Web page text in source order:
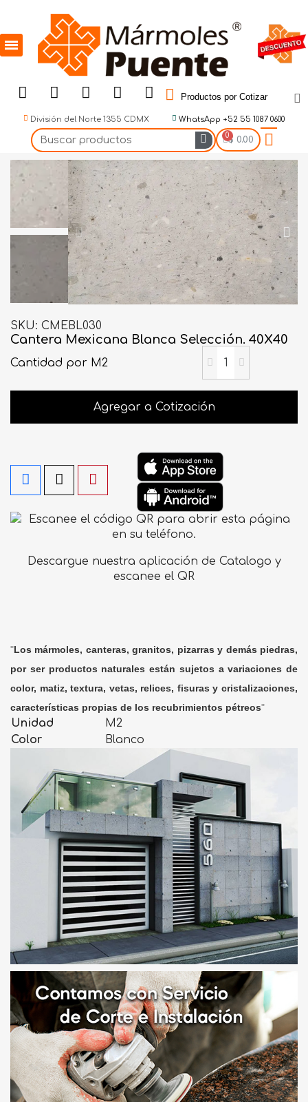
Productos por Cotizar
División del Norte 1355 CDMX WhatsApp +52 55 1087 0600
$ 0.00
SKU CMEBL030
Cantera Mexicana Blanca Selección. 40X40
Cantidad por M2
Agregar a Cotización
Descargue nuestra aplicación de Catalogo y
escanee el QR
"Los mármoles, canteras, granitos, pizarras y demás piedras,
por ser productos naturales están sujetos a variaciones de
color, matiz, textura, vetas, relices, fisuras y cristalizaciones,
características propias de los recubrimientos pétreos"
Unidad
M2
Color
Blanco